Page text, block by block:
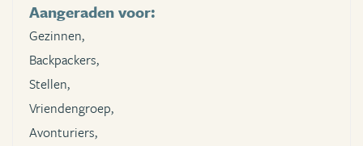
Aangeraden voor:
Gezinnen,
Backpackers,
Stellen,
Vriendengroep,
Avonturiers,